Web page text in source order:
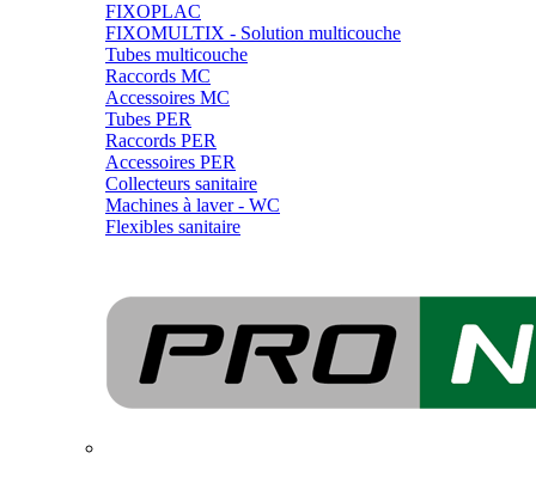
FIXOPLAC
FIXOMULTIX - Solution multicouche
Tubes multicouche
Raccords MC
Accessoires MC
Tubes PER
Raccords PER
Accessoires PER
Collecteurs sanitaire
Machines à laver - WC
Flexibles sanitaire